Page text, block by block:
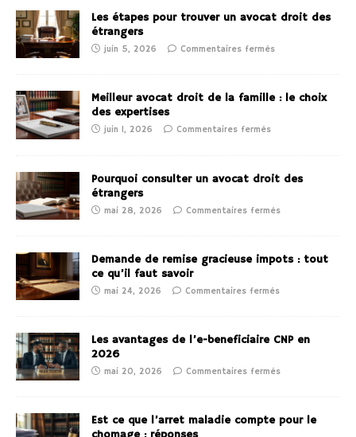
Les étapes pour trouver un avocat droit des
étrangers
juin 5, 2026 Commentaires fermés
Meilleur avocat droit de la famille : le choix
des expertises
juin 1, 2026 Commentaires fermés
Pourquoi consulter un avocat droit des
étrangers
mai 28, 2026 Commentaires fermés
Demande de remise gracieuse impots : tout
ce qu’il faut savoir
mai 24, 2026 Commentaires fermés
Les avantages de l’e-beneficiaire CNP en
2026
mai 20, 2026 Commentaires fermés
Est ce que l’arret maladie compte pour le